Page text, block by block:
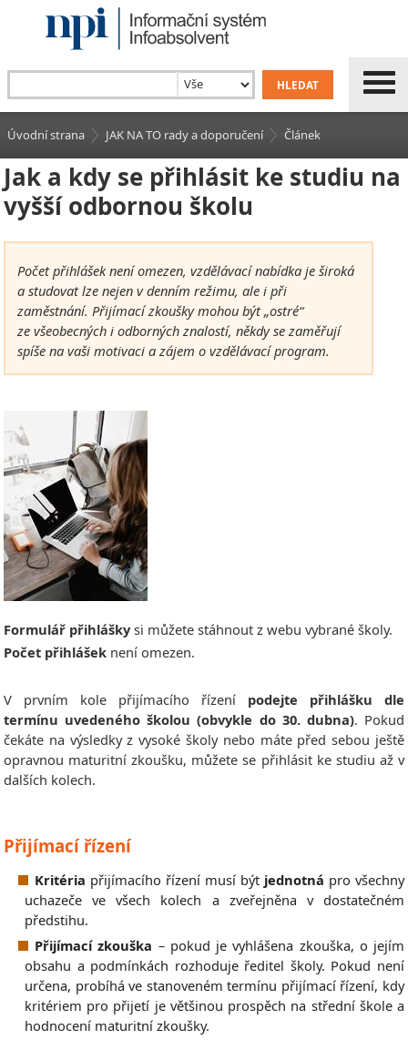
Úvodní strana JAK NA TO rady a doporučení Článek
Jak a kdy se přihlásit ke studiu na
vyšší odbornou školu
Počet přihlášek není omezen, vzdělávací nabídka je široká
a studovat lze nejen v denním režimu, ale i při
zaměstnání. Přijímací zkoušky mohou být „ostré“
ze všeobecných i odborných znalostí, někdy se zaměřují
spíše na vaši motivaci a zájem o vzdělávací program.
Formulář přihláškysi můžete stáhnout z webu vybrané školy.
Počet přihlášek není omezen.
V prvním kole přijímacího řízení podejte přihlášku dle
termínu uvedeného školou (obvykle do 30. dubna). Pokud
čekáte na výsledky z vysoké školy nebo máte před sebou ještě
opravnou maturitní zkoušku, můžete se přihlásit ke studiu až v
dalších kolech.
Přijímací řízení
Kritéria přijímacího řízení musí být jednotná pro všechny
uchazeče ve všech kolech a zveřejněna v dostatečném
předstihu.
Přijímací zkouška – pokud je vyhlášena zkouška, o jejím
obsahu a podmínkách rozhoduje ředitel školy. Pokud není
určena, probíhá ve stanoveném termínu přijímací řízení, kdy
kritériem pro přijetí je většinou prospěch na střední škole a
hodnocení maturitní zkoušky.